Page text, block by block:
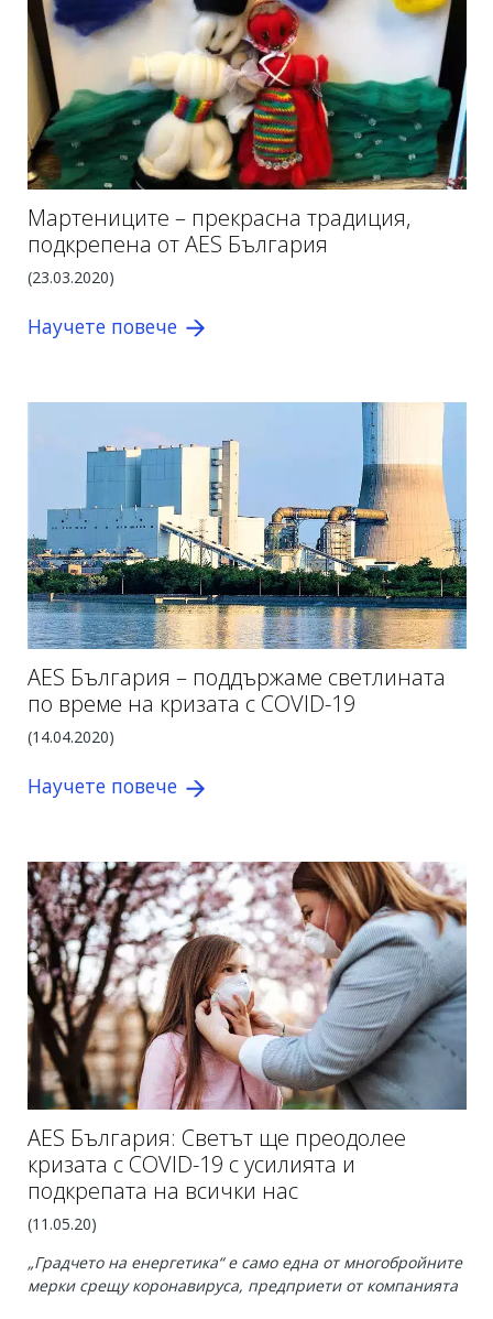
Мартениците – прекрасна традиция,
подкрепена от AES България
(23.03.2020)
Научете повече
AES България – поддържаме светлината
по време на кризата с COVID-19
(14.04.2020)
Научете повече
AES България: Светът ще преодолее
кризата с COVID-19 с усилията и
подкрепата на всички нас
(11.05.20)
„Градчето на енергетика“ е само една от многобройните
мерки срещу коронавируса, предприети от компанията